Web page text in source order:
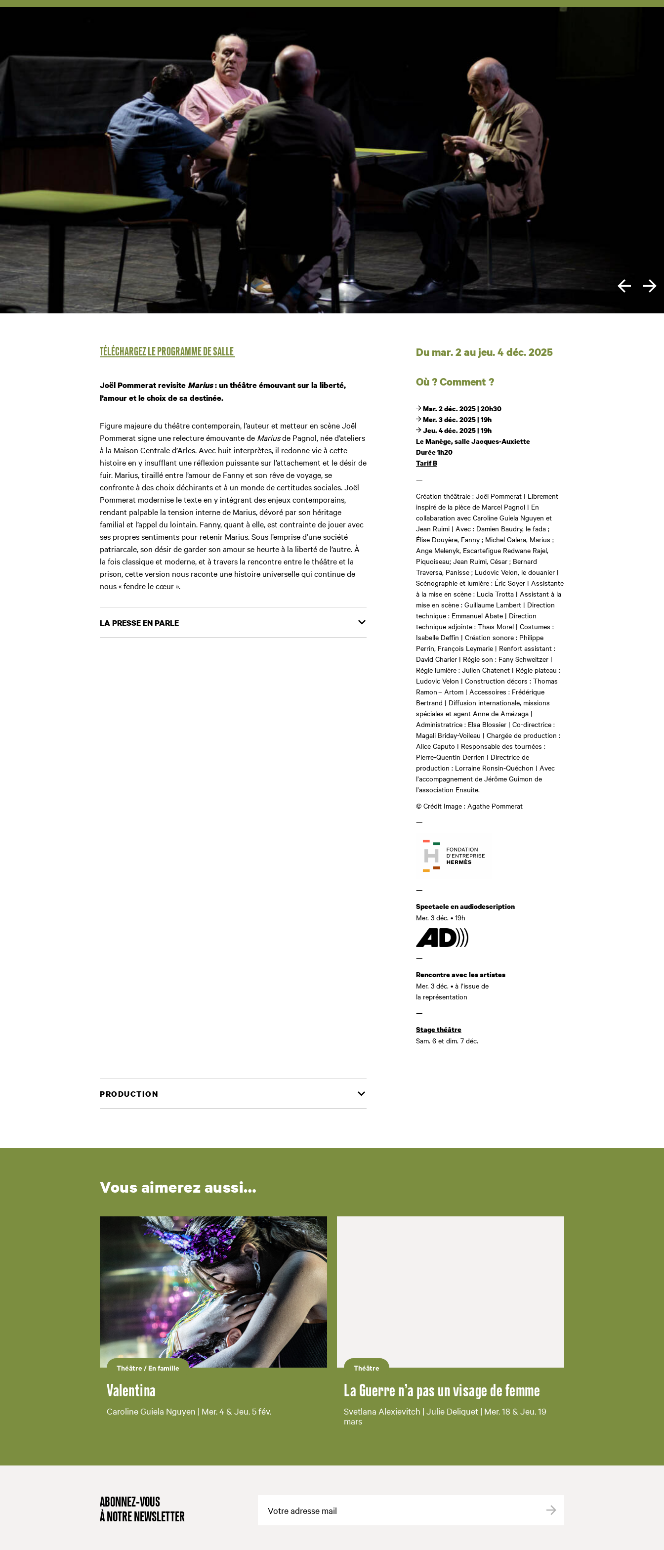
TÉLÉCHARGEZ LE PROGRAMME DE SALLE
Joël Pommerat revisite Marius: un théâtre émouvant sur la liberté,
l’amour et le choix de sa destinée.
Figure majeure du théâtre contemporain, l’auteur et metteur en scène Joël
Pommerat signe une relecture émouvante de Mariusde Pagnol, née d’ateliers
à la Maison Centrale d’Arles. Avec huit interprètes, il redonne vie à cette
histoire en y insufflant une réflexion puissante sur l’attachement et le désir de
fuir. Marius, tiraillé entre l’amour de Fanny et son rêve de voyage, se
confronte à des choix déchirants et à un monde de certitudes sociales. Joël
Pommerat modernise le texte en y intégrant des enjeux contemporains,
rendant palpable la tension interne de Marius, dévoré par son héritage
familial et l’appel du lointain. Fanny, quant à elle, est contrainte de jouer avec
ses propres sentiments pour retenir Marius. Sous l’emprise d’une société
patriarcale, son désir de garder son amour se heurte à la liberté de l’autre. À
la fois classique et moderne, et à travers la rencontre entre le théâtre et la
prison, cette version nous raconte une histoire universelle qui continue de
nous « fendre le cœur ».
LA PRESSE EN PARLE
Dates et horaires
Du mar. 2 au jeu. 4 déc. 2025
Où ? Comment ?
Mar. 2 déc. 2025 | 20h30
Mer. 3 déc. 2025 | 19h
Jeu. 4 déc. 2025 | 19h
Le Manège, salle Jacques-Auxiette
Durée 1h20
Tarif B
—
Création théâtrale : Joël Pommerat | Librement
inspiré de la pièce de Marcel Pagnol | En
collabaration avec Caroline Guiela Nguyen et
Jean Ruimi | Avec : Damien Baudry, le fada ;
Élise Douyère, Fanny ; Michel Galera, Marius ;
Ange Melenyk, Escartefigue Redwane Rajel,
Piquoiseau; Jean Ruimi, César ; Bernard
Traversa, Panisse ; Ludovic Velon, le douanier |
Scénographie et lumière : Éric Soyer | Assistante
à la mise en scène : Lucia Trotta | Assistant à la
mise en scène : Guillaume Lambert | Direction
technique : Emmanuel Abate | Direction
technique adjointe : Thaïs Morel | Costumes :
Isabelle Deffin | Création sonore : Philippe
Perrin, François Leymarie | Renfort assistant :
David Charier | Régie son : Fany Schweitzer |
Régie lumière : Julien Chatenet | Régie plateau :
Ludovic Velon | Construction décors : Thomas
Ramon– Artom | Accessoires : Frédérique
Bertrand | Diffusion internationale, missions
spéciales et agent Anne de Amézaga |
Administratrice : Elsa Blossier | Co-directrice :
Magali Briday-Voileau | Chargée de production :
Alice Caputo | Responsable des tournées :
Pierre-Quentin Derrien | Directrice de
production : Lorraine Ronsin-Quéchon | Avec
l’accompagnement de Jérôme Guimon de
l’association Ensuite.
© Crédit Image : Agathe Pommerat
—
—
Spectacle en audiodescription
Mer. 3 déc. • 19h
—
Rencontre avec les artistes
Mer. 3 déc. • à l’issue de
la représentation
—
Stage théâtre
Sam. 6 et dim. 7 déc.
PRODUCTION
Vous aimerez aussi…
Théâtre /En famille
Valentina
Caroline Guiela Nguyen | Mer. 4 & Jeu. 5 fév.
Théâtre
La Guerre n’a pas un visage de femme
Svetlana Alexievitch | Julie Deliquet | Mer. 18 & Jeu. 19
mars
ABONNEZ-VOUS
À NOTRE NEWSLETTER
Valider